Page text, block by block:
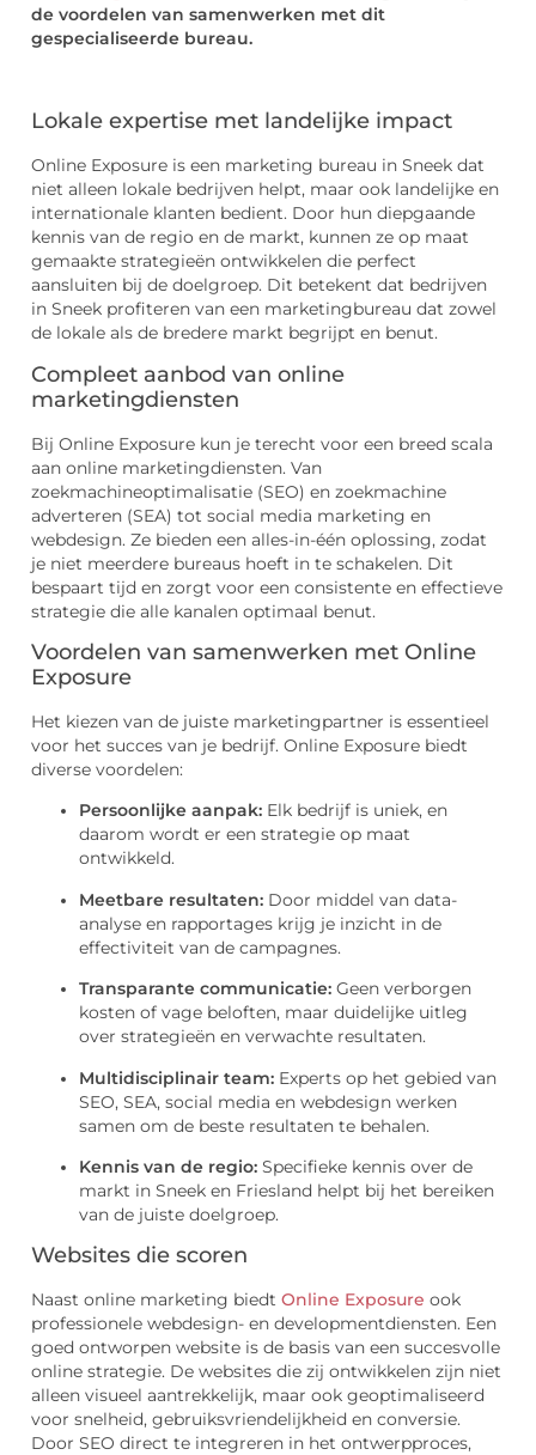
de voordelen van samenwerken met dit
gespecialiseerde bureau.
Lokale expertise met landelijke impact
Online Exposure is een marketing bureau in Sneek dat
niet alleen lokale bedrijven helpt, maar ook landelijke en
internationale klanten bedient. Door hun diepgaande
kennis van de regio en de markt, kunnen ze op maat
gemaakte strategieën ontwikkelen die perfect
aansluiten bij de doelgroep. Dit betekent dat bedrijven
in Sneek profiteren van een marketingbureau dat zowel
de lokale als de bredere markt begrijpt en benut.
Compleet aanbod van online
marketingdiensten
Bij Online Exposure kun je terecht voor een breed scala
aan online marketingdiensten. Van
zoekmachineoptimalisatie (SEO) en zoekmachine
adverteren (SEA) tot social media marketing en
webdesign. Ze bieden een alles-in-één oplossing, zodat
je niet meerdere bureaus hoeft in te schakelen. Dit
bespaart tijd en zorgt voor een consistente en effectieve
strategie die alle kanalen optimaal benut.
Voordelen van samenwerken met Online
Exposure
Het kiezen van de juiste marketingpartner is essentieel
voor het succes van je bedrijf. Online Exposure biedt
diverse voordelen:
Persoonlijke aanpak: Elk bedrijf is uniek, en
daarom wordt er een strategie op maat
ontwikkeld.
Meetbare resultaten: Door middel van data-
analyse en rapportages krijg je inzicht in de
effectiviteit van de campagnes.
Transparante communicatie: Geen verborgen
kosten of vage beloften, maar duidelijke uitleg
over strategieën en verwachte resultaten.
Multidisciplinair team: Experts op het gebied van
SEO, SEA, social media en webdesign werken
samen om de beste resultaten te behalen.
Kennis van de regio: Specifieke kennis over de
markt in Sneek en Friesland helpt bij het bereiken
van de juiste doelgroep.
Websites die scoren
Naast online marketing biedt Online Exposure ook
professionele webdesign- en developmentdiensten. Een
goed ontworpen website is de basis van een succesvolle
online strategie. De websites die zij ontwikkelen zijn niet
alleen visueel aantrekkelijk, maar ook geoptimaliseerd
voor snelheid, gebruiksvriendelijkheid en conversie.
Door SEO direct te integreren in het ontwerpproces,